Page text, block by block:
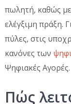
πωλητή, καθώς
ελέγξιμη πράξη.
πύλες, στις
κανόνες των
Ψηφιακές Αγορές.
Πώς